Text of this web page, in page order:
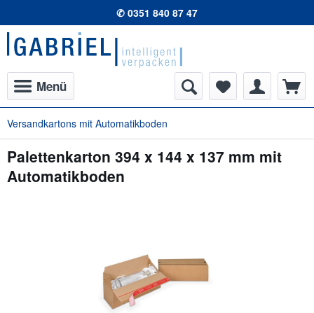
✆ 0351 840 87 47
Menü
Versandkartons mit Automatikboden
Palettenkarton 394 x 144 x 137 mm mit
Automatikboden